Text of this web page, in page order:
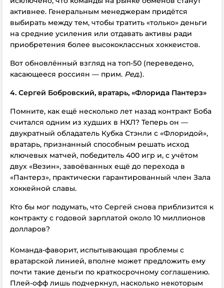
активнее. Генеральным менеджерам придётся
выбирать между тем, чтобы тратить «только» деньги
на средние усиления или отдавать активы ради
приобретения более высококлассных хоккеистов.
Вот обновлённый взгляд на топ-50 (переведено,
касающееся россиян — прим. Ред.).
4. Сергей Бобровский, вратарь, «Флорида Пантерз»
Помните, как ещё несколько лет назад контракт Боба
считался одним из худших в НХЛ? Теперь он —
двукратный обладатель Кубка Стэнли с «Флоридой»,
вратарь, признанный способным решать исход
ключевых матчей, победитель 400 игр и, с учётом
двух «Везин», завоёванных ещё до перехода в
«Пантерз», практически гарантированный член Зала
хоккейной славы.
Кто бы мог подумать, что Сергей снова приблизится к
контракту с годовой зарплатой около 10 миллионов
долларов?
Команда-фаворит, испытывающая проблемы с
вратарской линией, вполне может предложить ему
почти такие деньги по краткосрочному соглашению.
Плей-офф лишь подчеркнул, насколько некоторым